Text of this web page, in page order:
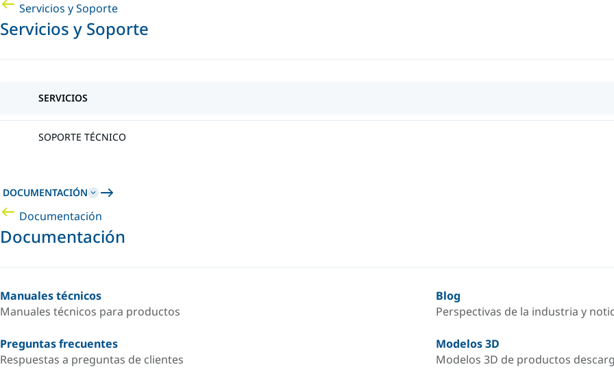
Servicios y Soporte
Servicios y Soporte
SERVICIOS
SOPORTE TÉCNICO
DOCUMENTACIÓN
Documentación
Documentación
Manuales técnicos
Manuales técnicos para productos
Blog
Perspectivas de la industria y
Preguntas frecuentes
Respuestas a preguntas de clientes
Modelos 3D
Modelos 3D de productos